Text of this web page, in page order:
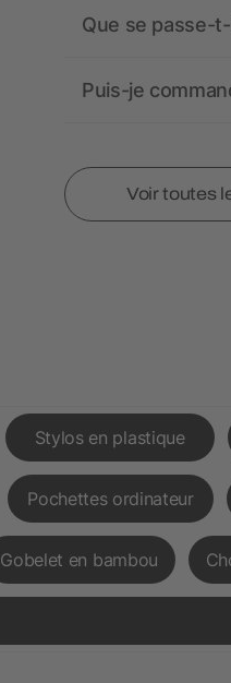
Que se passe-
Puis-je
Voir toutes
Stylos en plastique
Pochettes ordinateur
Gobelet en bambou